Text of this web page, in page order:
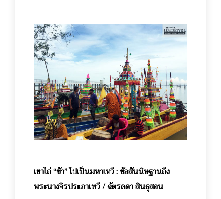
เขาไถ่ “ข้า” ไปเป็นมหาเทวี : ข้อสันนิษฐานถึง
พระนางจิรประภาเทวี / ฉัตรลดา สินธุสอน